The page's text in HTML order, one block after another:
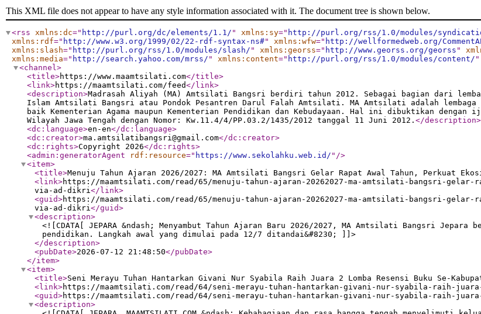
This XML file does not appear to have any style information associated with it. The document tree is shown below.
<rss xmlns:dc=" http://purl.org/dc/elements/1.1/ " xmlns:sy=" http://purl.org/rss/1.0/modules/
xmlns:rdf=" http://www.w3.org/1999/02/22-rdf-syntax-ns#" xmlns:wfw=" http://wellformedweb.org/
xmlns:slash=" http://purl.org/rss/1.0/modules/slash/ " xmlns:georss=" http://www.georss.org/georss "
xmlns:media=" http://search.yahoo.com/mrss/ " xmlns:content=" http://purl.org/rss/1.0/modules/content/ "
<channel>
<title>https://www.maamtsilati.com</title>
<link>https://maamtsilati.com/feed</link>
<description>Madrasah Aliyah (MA) Amtsilati Bangsri berdiri tahun 2012. Sebagai bagian dari
Islam Amtsilati Bangsri atau Pondok Pesantren Darul Falah Amtsilati. MA Amtsilati adalah lembaga
baik Kementerian Agama maupun Kementerian Pendidikan dan Kebudayaan. Hal ini dibuktikan
Wilayah Jawa Tengah dengan Nomor: Kw.11.4/4/PP.03.2/1435/2012 tanggal 11 Juni 2012. </description>
<dc:language>en-en</dc:language>
<dc:creator>ma.amtsilatibangsri@gmail.com</dc:creator>
<dc:rights>Copyright 2026</dc:rights>
<admin:generatorAgent
rdf:resource=" https://www.sekolahku.web.id/ " />
<item>
<title>Menuju Tahun Ajaran 2026/2027: MA Amtsilati Bangsri Gelar Rapat Awal Tahun, Perkuat
<link>https://maamtsilati.com/read/65/menuju-tahun-ajaran-20262027-ma-amtsilati-bangsri-
via-ad-dikri</link>
<guid>https://maamtsilati.com/read/65/menuju-tahun-ajaran-20262027-ma-amtsilati-bangsri-
via-ad-dikri</guid>
<description>
<![CDATA[ JEPARA &ndash; Menyambut Tahun Ajaran Baru 2026/2027, MA Amtsilati Bangsri Jepara
pendidikan. Langkah awal yang dimulai pada 12/7 ditandai&#8230; ]]>
</description>
<pubDate>2026-07-12 21:48:50</pubDate>
</item>
<item>
<title>Seni Merayu Tuhan Hantarkan Givani Nur Syabila Raih Juara 2 Lomba Resensi Buku Se-
<link>https://maamtsilati.com/read/64/seni-merayu-tuhan-hantarkan-givani-nur-syabila-raih-
<guid>https://maamtsilati.com/read/64/seni-merayu-tuhan-hantarkan-givani-nur-syabila-raih-
<description>